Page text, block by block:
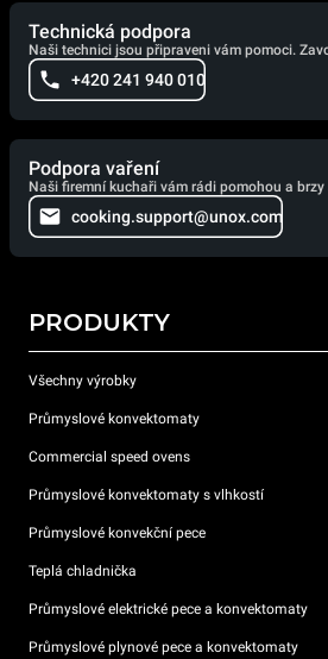
Technická podpora
Naši technici jsou připraveni vám pomoci.
+420 241 940 010
Podpora vaření
Naši firemní kuchaři vám rádi pomohou a brzy
cooking.support@unox.com
PRODUKTY
Všechny výrobky
Průmyslové konvektomaty
Commercial speed ovens
Průmyslové konvektomaty s vlhkostí
Průmyslové konvekční pece
Teplá chladnička
Průmyslové elektrické pece a konvektomaty
Průmyslové plynové pece a konvektomaty